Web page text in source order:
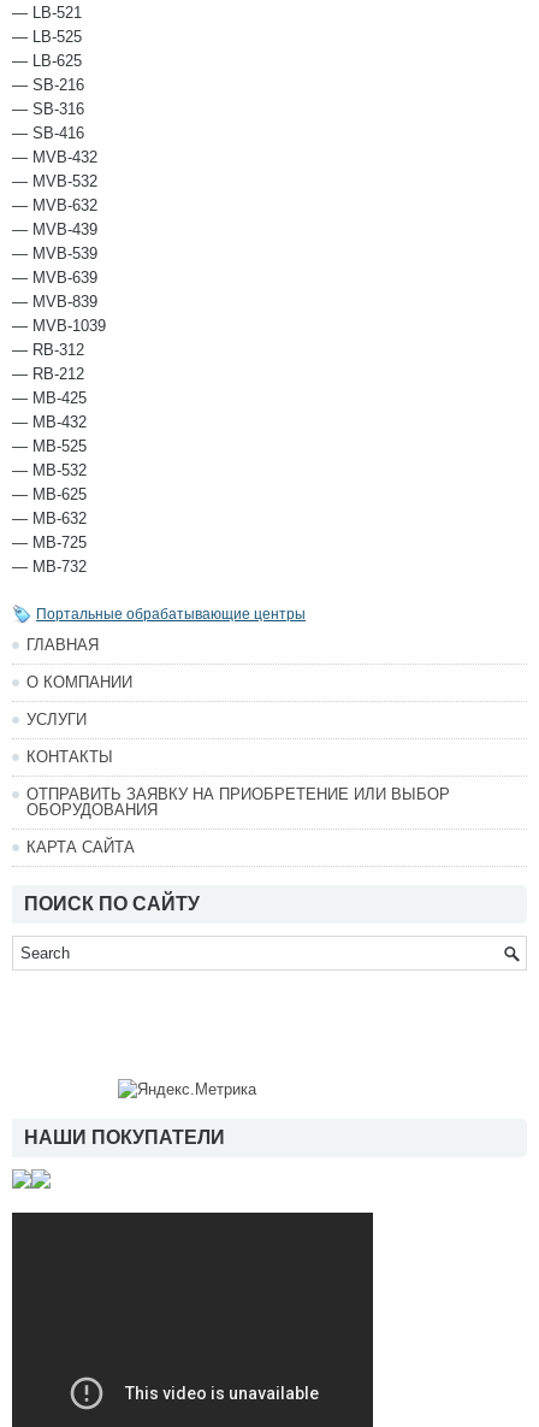
— LB-521
— LB-525
— LB-625
— SB-216
— SB-316
— SB-416
— MVB-432
— MVB-532
— MVB-632
— MVB-439
— MVB-539
— MVB-639
— MVB-839
— MVB-1039
— RB-312
— RB-212
— MB-425
— MB-432
— MB-525
— MB-532
— MB-625
— MB-632
— MB-725
— MB-732
Портальные обрабатывающие центры
ГЛАВНАЯ
О КОМПАНИИ
УСЛУГИ
КОНТАКТЫ
ОТПРАВИТЬ ЗАЯВКУ НА ПРИОБРЕТЕНИЕ ИЛИ ВЫБОР
ОБОРУДОВАНИЯ
КАРТА САЙТА
ПОИСК ПО САЙТУ
НАШИ ПОКУПАТЕЛИ